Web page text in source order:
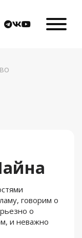
говорим о
о
и неважно